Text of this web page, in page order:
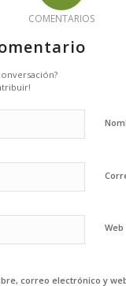
COMENTARIOS
Web
correo electrónico y